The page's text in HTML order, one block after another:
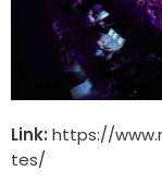
Link: https://
tes/